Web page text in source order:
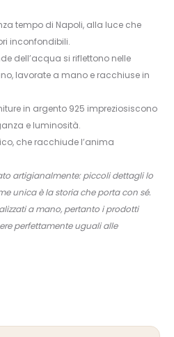
tempo di Napoli, alla luce che
inconfondibili.
dell’acqua si riflettono nelle
lavorate a mano e racchiuse in
in argento 925 impreziosiscono
e luminosità.
che racchiude l’anima
artigianalmente: piccoli dettagli lo
unica è la storia che porta con sé.
a mano, pertanto i prodotti
perfettamente uguali alle